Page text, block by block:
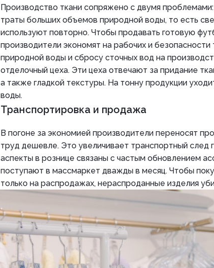
Производство ткани сопряжено с двумя
траты больших объемов природной воды, то есть
используют повторно. Чтобы продавать готовую
производители экономят на рабочих и
природной воды и сбросу сточных вод на
отделочный цеха. Эти цеха отвечают за придание
а также гладкой текстуры. На тонну продукции
воды.
Транспортировка и продажа
В погоне за экономией производители переносят
труд дешевле. Это увеличивает транспортный след
аспекты в рознице связаны с частым обновлением
поступают в массмаркет дважды в месяц. Чтобы
только на распродажах, нераспроданные изделия